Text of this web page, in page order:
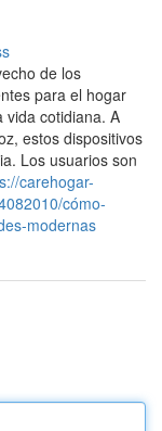
de los
para el hogar
vida cotidiana. A
estos dispositivos
Los usuarios son
carehogar-
cómo-
modernas